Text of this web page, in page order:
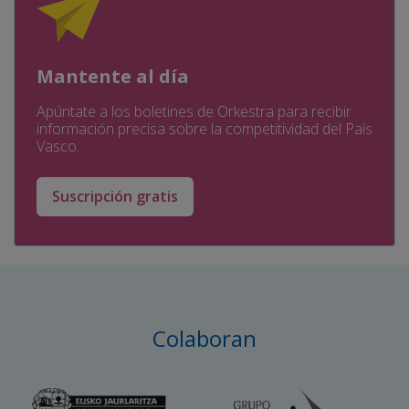
Mantente al día
Apúntate a los boletines de Orkestra para recibir
información precisa sobre la competitividad del País
Vasco.
Suscripción gratis
Colaboran